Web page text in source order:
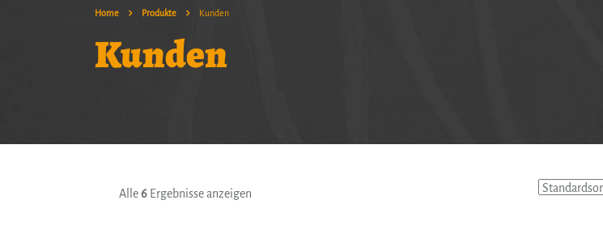
Home Produkte Kunden
Kunden
Alle6 Ergebnisse anzeigen